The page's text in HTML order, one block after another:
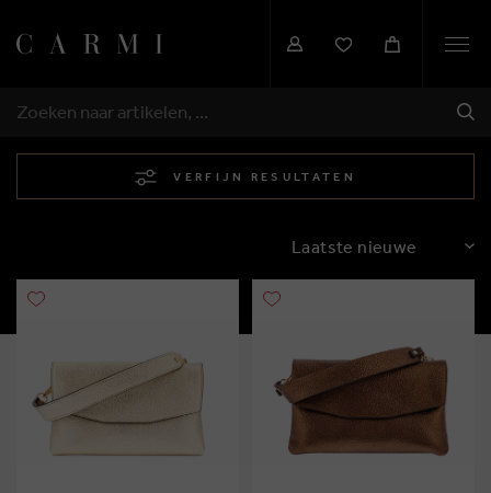
ZOEKEN
VERFIJN RESULTATEN
SORTEREN